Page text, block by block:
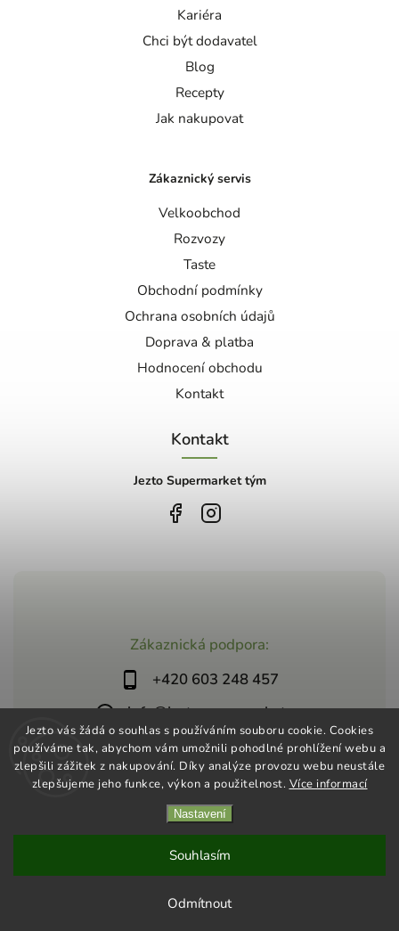
Jezto vás žádá o souhlas s používáním souboru cookie. Cookies
používáme tak, abychom vám umožnili pohodlné prohlížení webu a
zlepšili zážitek z nakupování. Díky analýze provozu webu neustále
zlepšujeme jeho funkce, výkon a použitelnost. Více informací
Nastavení
Odmítnout
Souhlasím
Zákaznická podpora:
+420 603 248 457
info@jeztosupermarket.cz
Kariéra
Chci být dodavatel
Blog
Recepty
Jak nakupovat
Zákaznický servis
Velkoobchod
Rozvozy
Taste
Obchodní podmínky
Ochrana osobních údajů
Doprava & platba
Hodnocení obchodu
Kontakt
Kontakt
Jezto Supermarket tým
Shoptet| Design